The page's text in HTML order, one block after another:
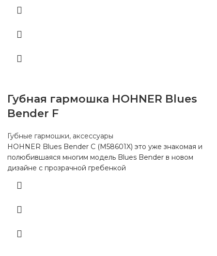
Губная гармошка HOHNER Blues
Bender F
Губные гармошки, аксессуары
HOHNER Blues Bender C (M58601X) это уже знакомая и
полюбившаяся многим модель Blues Bender в новом
дизайне с прозрачной гребенкой